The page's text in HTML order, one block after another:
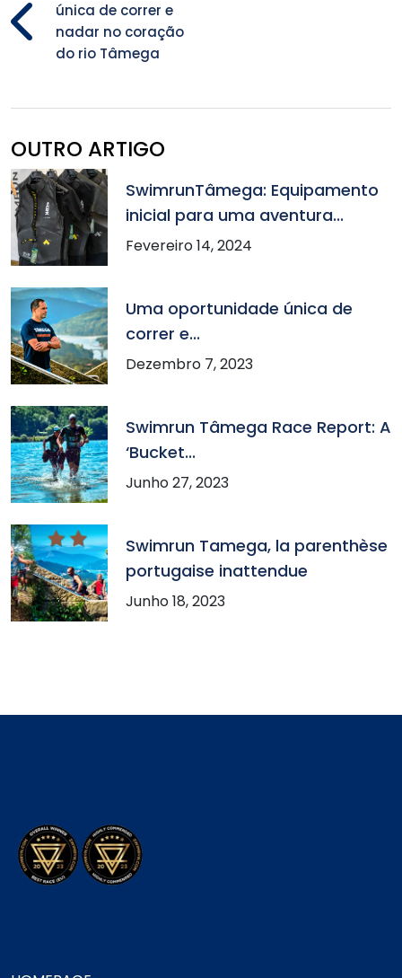
única de correr e
nadar no coração
do rio Tâmega
OUTRO ARTIGO
SwimrunTâmega: Equipamento
inicial para uma aventura...
Fevereiro 14, 2024
Uma oportunidade única de
correr e...
Dezembro 7, 2023
Swimrun Tâmega Race Report: A
‘Bucket...
Junho 27, 2023
Swimrun Tamega, la parenthèse
portugaise inattendue
Junho 18, 2023